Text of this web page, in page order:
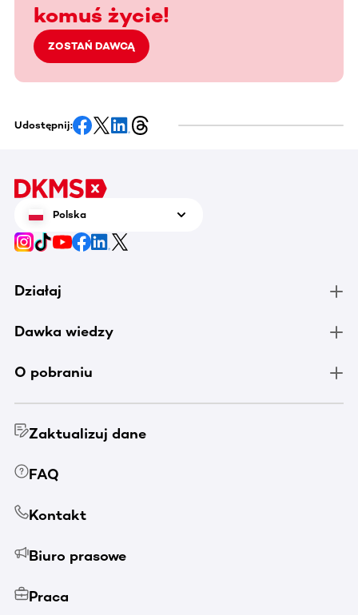
komuś życie!
ZOSTAŃ DAWCĄ
Udostępnij:
Polska
Działaj
Dawka wiedzy
O pobraniu
Zaktualizuj dane
FAQ
Kontakt
Biuro prasowe
Praca